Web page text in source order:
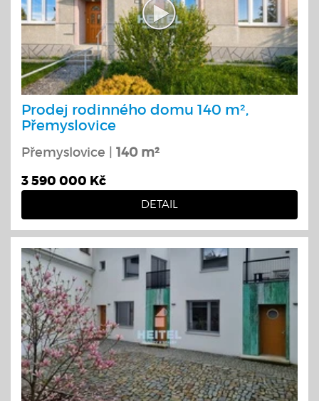
Prodej rodinného domu 140 m²,
Přemyslovice
Přemyslovice | 140 m²
3 590 000 Kč
DETAIL